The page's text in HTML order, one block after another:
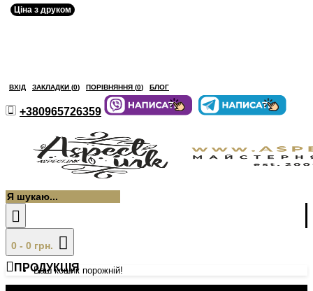
ВХІД ЗАКЛАДКИ (0) ПОРІВНЯННЯ (0) БЛОГ
+380965726359
0 - 0 грн.
Ваш кошик порожній!
ПРОДУКЦІЯ
Ціна з друком